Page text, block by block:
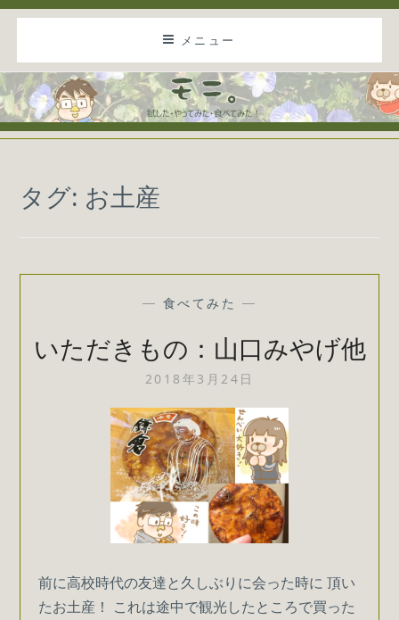
テ
ン
ツ
に
メニュー
モニ。
タグ: お土産
— 食べてみた —
いただきもの：山口みやげ他
2018年3月24日
前に高校時代の友達と久しぶりに会った時に 頂い
たお土産！ これは途中で観光したところで買った